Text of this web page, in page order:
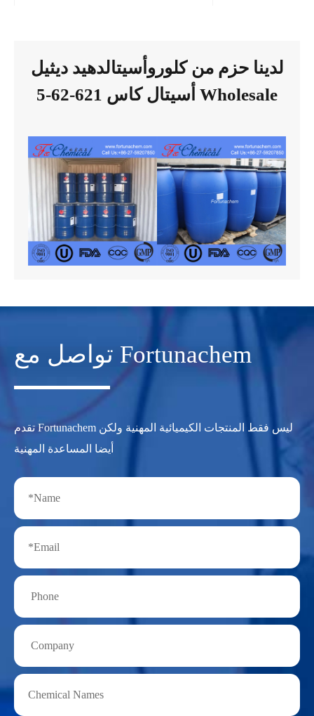
لدينا حزم من كلوروأسيتالدهيد ديثيل
أسيتال كاس 621-62-5 Wholesale
تواصل مع Fortunachem
تقدم Fortunachem ليس فقط المنتجات الكيميائية المهنية ولكن
أيضا المساعدة المهنية